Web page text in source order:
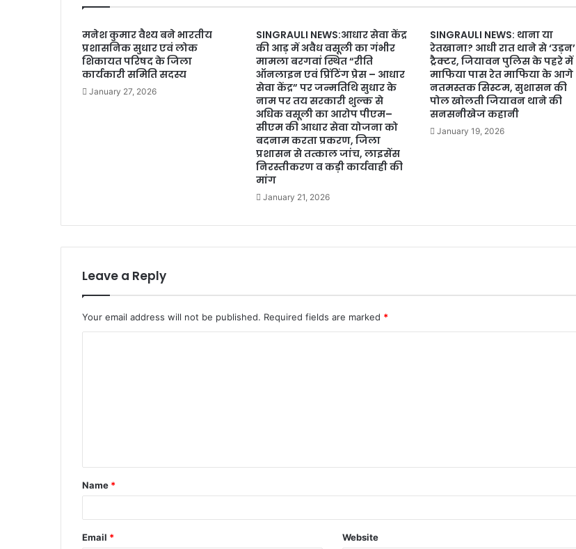
मनेश कुमार वैश्य बने भारतीय
प्रशासनिक सुधार एवं लोक
शिकायत परिषद के जिला
कार्यकारी समिति सदस्य
January 27, 2026
SINGRAULI NEWS:आधार सेवा केंद्र
की आड़ में अवैध वसूली का गंभीर
मामला बरगवां स्थित “रीति
ऑनलाइन एवं प्रिंटिंग प्रेस – आधार
सेवा केंद्र” पर जन्मतिथि सुधार के
नाम पर तय सरकारी शुल्क से
अधिक वसूली का आरोप पीएम–
सीएम की आधार सेवा योजना को
बदनाम करता प्रकरण, जिला
प्रशासन से तत्काल जांच, लाइसेंस
निरस्तीकरण व कड़ी कार्यवाही की
मांग
January 21, 2026
SINGRAULI NEWS: थाना या
रेतखाना? आधी रात थाने से ‘उड़न’
ट्रैक्टर, जियावन पुलिस के पहरे में
माफिया पास रेत माफिया के आगे
नतमस्तक सिस्टम, सुशासन की
पोल खोलती जियावन थाने की
सनसनीखेज कहानी
January 19, 2026
Leave a Reply
Your email address will not be published. Required fields are marked *
t
*
Name *
Email * Website